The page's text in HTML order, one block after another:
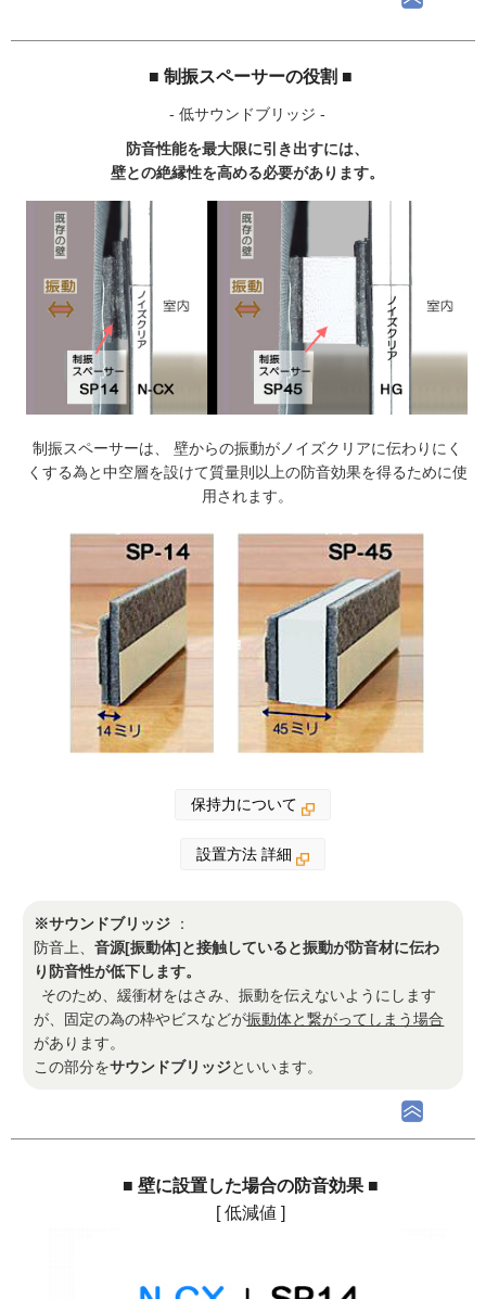
■ 制振スペーサーの役割 ■
- 低サウンドブリッジ -
防音性能を最大限に引き出すには、
壁との絶縁性を高める必要があります。
制振スペーサーは、 壁からの振動がノイズクリアに伝わりにく
くする為と中空層を設けて質量則以上の防音効果を得るために使
用されます。
保持力について
設置方法 詳細
※サウンドブリッジ ：
防音上、音源[振動体]と接触していると振動が防音材に伝わ
り防音性が低下します。
そのため、緩衝材をはさみ、振動を伝えないようにします
が、固定の為の枠やビスなどが振動体と繋がってしまう場合
があります。
この部分をサウンドブリッジといいます。
■ 壁に設置した場合の防音効果 ■
[ 低減値 ]